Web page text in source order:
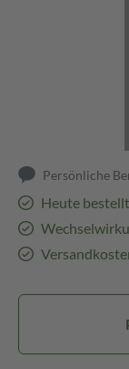
Persönliche
Heute